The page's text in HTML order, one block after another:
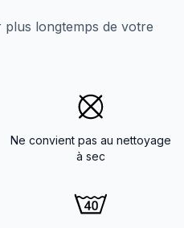
longtemps de votre
Ne convient pas au nettoyage
à sec